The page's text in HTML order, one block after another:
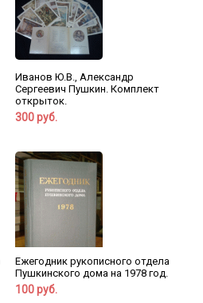
Иванов Ю.В., Александр
Сергеевич Пушкин. Комплект
открыток.
300 руб.
Ежегодник рукописного отдела
Пушкинского дома на 1978 год.
100 руб.